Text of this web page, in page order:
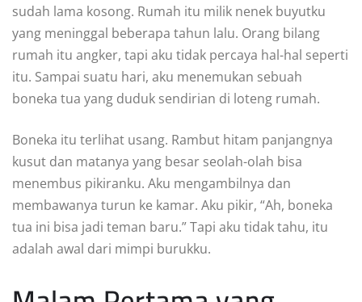
sudah lama kosong. Rumah itu milik nenek buyutku
yang meninggal beberapa tahun lalu. Orang bilang
rumah itu angker, tapi aku tidak percaya hal-hal seperti
itu. Sampai suatu hari, aku menemukan sebuah
boneka tua yang duduk sendirian di loteng rumah.
Boneka itu terlihat usang. Rambut hitam panjangnya
kusut dan matanya yang besar seolah-olah bisa
menembus pikiranku. Aku mengambilnya dan
membawanya turun ke kamar. Aku pikir, “Ah, boneka
tua ini bisa jadi teman baru.” Tapi aku tidak tahu, itu
adalah awal dari mimpi burukku.